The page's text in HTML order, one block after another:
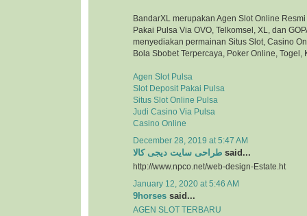
BandarXL merupakan Agen Slot Online
Pakai Pulsa Via OVO, Telkomsel, XL, dan
menyediakan permainan Situs Slot, Casino
Bola Sbobet Terpercaya, Poker Online, Togel,
Agen Slot Pulsa
Slot Deposit Pakai Pulsa
Situs Slot Online Pulsa
Judi Casino Via Pulsa
Casino Online
December 28, 2019 at 5:47 AM
طراحی سایت دیجی کالا said...
http://www.npco.net/web-design-Estate.ht
January 12, 2020 at 5:46 AM
9horses said...
AGEN SLOT TERBARU